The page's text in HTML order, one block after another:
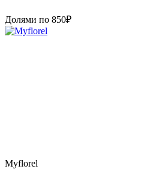
Долями по 850₽
Myflorel